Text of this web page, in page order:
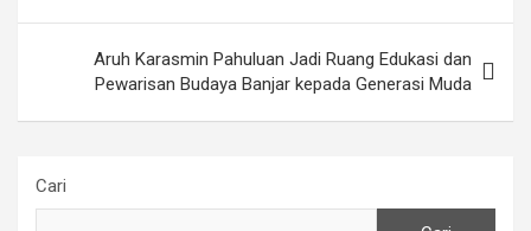
Aruh Karasmin Pahuluan Jadi Ruang Edukasi dan
Pewarisan Budaya Banjar kepada Generasi Muda
Cari